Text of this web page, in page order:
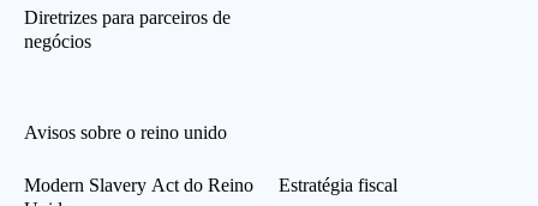
Diretrizes para parceiros de
negócios
Avisos sobre o reino unido
Modern Slavery Act do Reino
Estratégia fiscal